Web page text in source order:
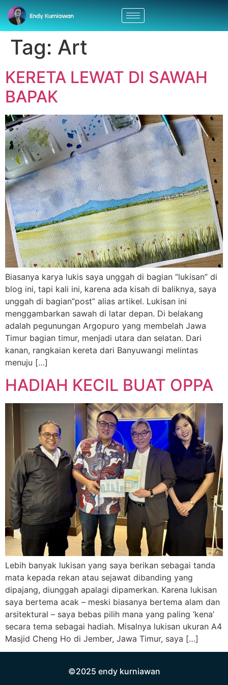
Tag: Art
KERETA LEWAT DI SAWAH
BAPAK
Biasanya karya lukis saya unggah di bagian “lukisan” di
blog ini, tapi kali ini, karena ada kisah di baliknya, saya
unggah di bagian”post” alias artikel. Lukisan ini
menggambarkan sawah di latar depan. Di belakang
adalah pegunungan Argopuro yang membelah Jawa
Timur bagian timur, menjadi utara dan selatan. Dari
kanan, rangkaian kereta dari Banyuwangi melintas
menuju […]
HADIAH KECIL BUAT OPPA
Lebih banyak lukisan yang saya berikan sebagai tanda
mata kepada rekan atau sejawat dibanding yang
dipajang, diunggah apalagi dipamerkan. Karena lukisan
saya bertema acak – meski biasanya bertema alam dan
arsitektural – saya bebas pilih mana yang paling ‘kena’
secara tema sebagai hadiah. Misalnya lukisan ukuran A4
Masjid Cheng Ho di Jember, Jawa Timur, saya […]
©2025 endy kurniawan